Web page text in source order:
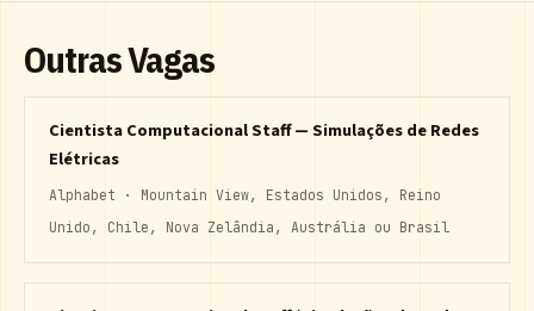
Outras Vagas
Cientista Computacional Staff — Simulações de Redes
Elétricas
Alphabet · Mountain View, Estados Unidos, Reino
Unido, Chile, Nova Zelândia, Austrália ou Brasil